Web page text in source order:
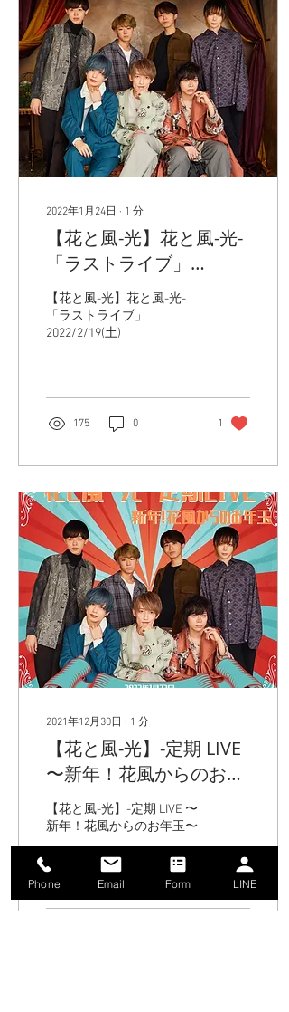
2022年1月24日 ∙ 1 分
【花と風-光】花と風-光-
「ラストライブ」
2022/2/19(土)
【花と風-光】花と風-光-
「ラストライブ」
2022/2/19(土)
175 0 1
2021年12月30日 ∙ 1 分
【花と風-光】-定期 LIVE
〜新年！花風からのお年
玉〜2022/1/22(土)中止
【花と風-光】-定期 LIVE 〜
新年！花風からのお年玉〜
Phone Email Form LINE